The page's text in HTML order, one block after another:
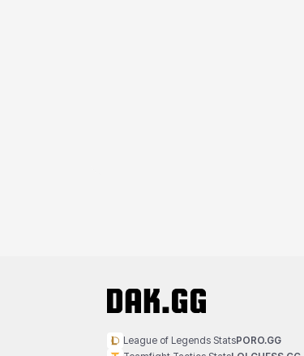
League of Legends StatsPORO.GG